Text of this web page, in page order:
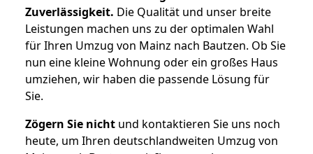
Zuverlässigkeit. Die Qualität und unser breite
Leistungen machen uns zu der optimalen Wahl
für Ihren Umzug von Mainz nach Bautzen. Ob Sie
nun eine kleine Wohnung oder ein großes Haus
umziehen, wir haben die passende Lösung für
Sie.
Zögern Sie nicht und kontaktieren Sie uns noch
heute, um Ihren deutschlandweiten Umzug von